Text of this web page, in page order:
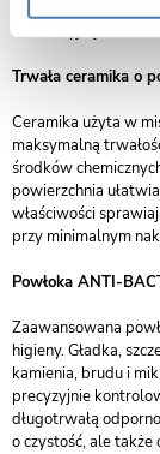
dekoracyjną.
Trwała ceramika o
Ceramika użyta w
maksymalną
środków
powierzchnia
właściwości
przy minimalnym
Powłoka ANTI-
Zaawansowana
higieny. Gładka,
kamienia, brudu i
precyzyjnie
długotrwałą
o czystość, ale